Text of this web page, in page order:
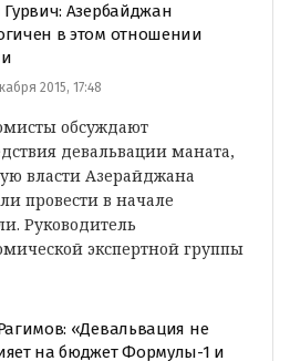
Гурвич: Азербайджан
в этом отношении
2015, 17:48
обсуждают
девальвации маната,
власти Азерайджана
провести в начале
Руководитель
экспертной группы
«Девальвация не
на бюджет Формулы-1 и